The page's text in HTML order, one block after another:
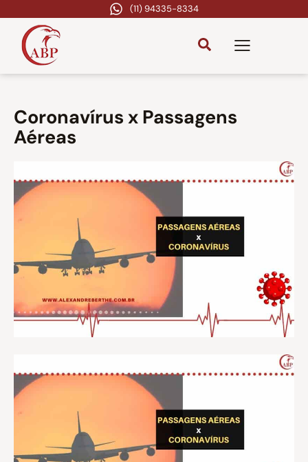
(11) 94335-8334
Coronavírus x Passagens
Aéreas